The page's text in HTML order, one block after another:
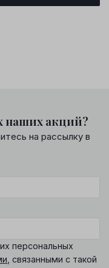
наших акций?
на рассылку в
персональных
, связанными с такой